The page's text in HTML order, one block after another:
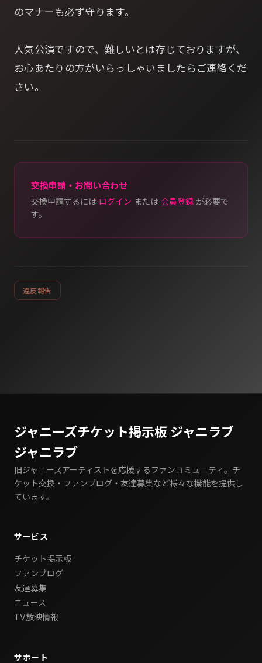
のマナーも必ず守ります。
人気公演ですので、難しいとは存じておりますが、
お心あたりの方がいらっしゃいましたらご連絡くだ
さい。
交換申請・お問い合わせ
交換申請するには ログイン または 会員登録 が必要で
す。
違反報告
ジャニーズチケット掲示板 ジャニラブ
ジャニラブ
旧ジャニーズアーティストを応援するファンコミュニティ。チ
ケット交換・ファンブログ・友達募集など様々な機能を提供し
ています。
サービス
チケット掲示板
ファンブログ
友達募集
ニュース
TV放映情報
サポート